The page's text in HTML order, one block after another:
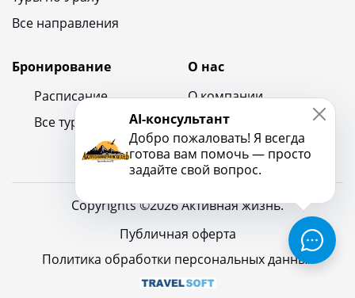
Все направления
Бронирование
Расписание
Все туры
О нас
О компании
Контакты
Новости и блог
Copyrights ©2026 Активная жизнь.
Публичная оферта
Политика обработки персональных данных
AI-консультант
Добро пожаловать! Я всегда
готова вам помочь — просто
задайте свой вопрос.